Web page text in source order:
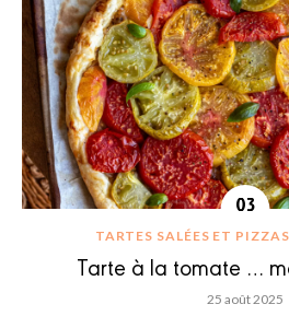
TARTES SALÉES ET PIZZAS
Tarte à la tomate …
25 août 2025